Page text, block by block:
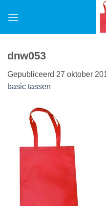
naar
dnw053
Gepubliceerd 27 oktober
basic tassen